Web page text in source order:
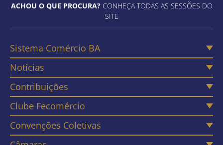
ACHOU O QUE PROCURA?CONHEÇA TODAS AS SESSÕES DO
SITE
Sistema Comércio BA
Notícias
Contribuições
Clube Fecomércio
Convenções Coletivas